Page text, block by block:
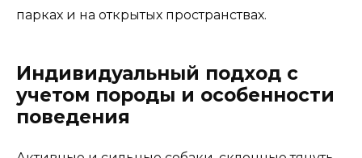
парках и на открытых пространствах.
Индивидуальный подход с
учетом породы и особенности
поведения